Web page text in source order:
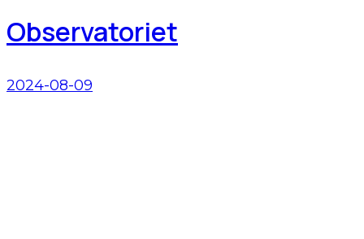
Observatoriet
2024-08-09